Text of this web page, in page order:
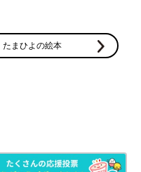
たまひよの絵本